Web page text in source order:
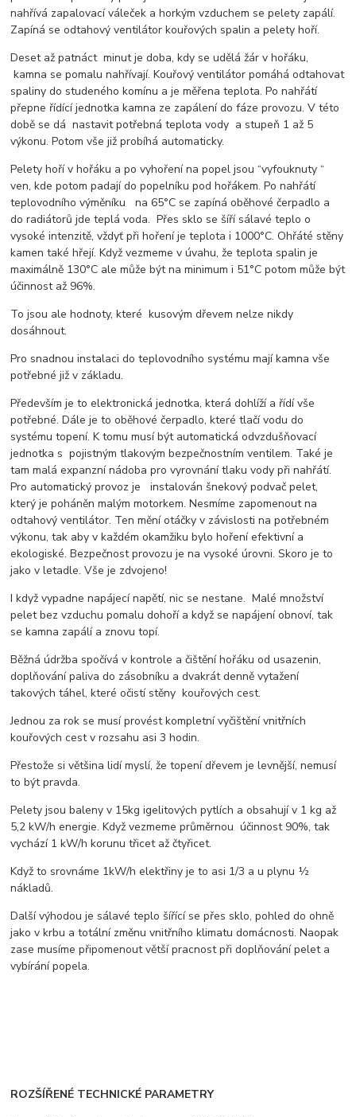
nahřívá zapalovací váleček a horkým vzduchem se pelety zapálí.
Zapíná se odtahový ventilátor kouřových spalin a pelety hoří.
Deset až patnáct minut je doba, kdy se udělá žár v hořáku,
kamna se pomalu nahřívají. Kouřový ventilátor pomáhá odtahovat
spaliny do studeného komínu a je měřena teplota. Po nahřátí
přepne řídící jednotka kamna ze zapálení do fáze provozu. V této
době se dá nastavit potřebná teplota vody a stupeň 1 až 5
výkonu. Potom vše již probíhá automaticky.
Pelety hoří v hořáku a po vyhoření na popel jsou “vyfouknuty “
ven, kde potom padají do popelníku pod hořákem. Po nahřátí
teplovodního výměníku na 65°C se zapíná oběhové čerpadlo a
do radiátorů jde teplá voda. Přes sklo se šíří sálavé teplo o
vysoké intenzitě, vždyť při hoření je teplota i 1000°C. Ohřáté stěny
kamen také hřejí. Když vezmeme v úvahu, že teplota spalin je
maximálně 130°C ale může být na minimum i 51°C potom může být
účinnost až 96%.
To jsou ale hodnoty, které kusovým dřevem nelze nikdy
dosáhnout.
Pro snadnou instalaci do teplovodního systému mají kamna vše
potřebné již v základu.
Především je to elektronická jednotka, která dohlíží a řídí vše
potřebné. Dále je to oběhové čerpadlo, které tlačí vodu do
systému topení. K tomu musí být automatická odvzdušňovací
jednotka s pojistným tlakovým bezpečnostním ventilem. Také je
tam malá expanzní nádoba pro vyrovnání tlaku vody při nahřátí.
Pro automatický provoz je instalován šnekový podvač pelet,
který je poháněn malým motorkem. Nesmíme zapomenout na
odtahový ventilátor. Ten mění otáčky v závislosti na potřebném
výkonu, tak aby v každém okamžiku bylo hoření efektivní a
ekologiské. Bezpečnost provozu je na vysoké úrovni. Skoro je to
jako v letadle. Vše je zdvojeno!
I když vypadne napájecí napětí, nic se nestane. Malé množství
pelet bez vzduchu pomalu dohoří a když se napájení obnoví, tak
se kamna zapálí a znovu topí.
Běžná údržba spočívá v kontrole a čištění hořáku od usazenin,
doplňování paliva do zásobníku a dvakrát denně vytažení
takových táhel, které očistí stěny kouřových cest.
Jednou za rok se musí provést kompletní vyčištění vnitřních
kouřových cest v rozsahu asi 3 hodin.
Přestože si většina lidí myslí, že topení dřevem je levnější, nemusí
to být pravda.
Pelety jsou baleny v 15kg igelitových pytlích a obsahují v 1 kg až
5,2 kW/h energie. Když vezmeme průměrnou účinnost 90%, tak
vychází 1 kW/h korunu třicet až čtyřicet.
Když to srovnáme 1kW/h elektřiny je to asi 1/3 a u plynu ½
nákladů.
Další výhodou je sálavé teplo šířící se přes sklo, pohled do ohně
jako v krbu a totální změnu vnitřního klimatu domácnosti. Naopak
zase musíme připomenout větší pracnost při doplňování pelet a
vybírání popela.
ROZŠÍŘENÉ TECHNICKÉ PARAMETRY